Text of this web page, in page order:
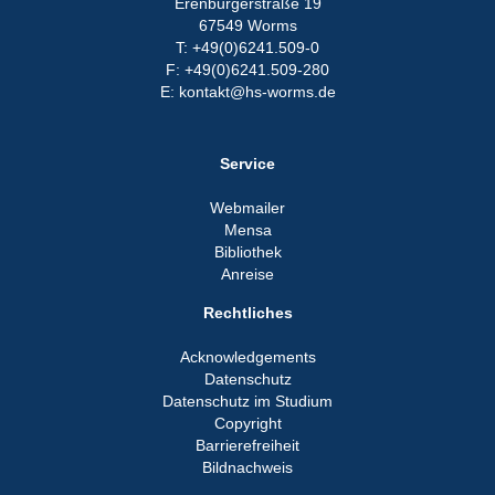
67549 Worms
T: +49(0)6241.509-0
F: +49(0)6241.509-280
E: kontakt@hs-worms.de
Service
Webmailer
Mensa
Bibliothek
Anreise
Rechtliches
Acknowledgements
Datenschutz
Datenschutz im Studium
Copyright
Barrierefreiheit
Bildnachweis